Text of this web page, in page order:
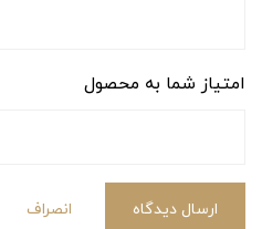
امتیاز شما به محصول
ارسال دیدگاه انصراف